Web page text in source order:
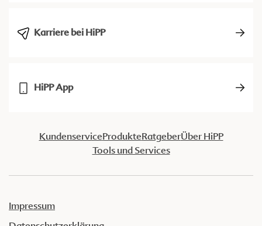
Karriere bei HiPP
HiPP App
KundenserviceProdukteRatgeberÜber HiPP
Tools und Services
Impressum